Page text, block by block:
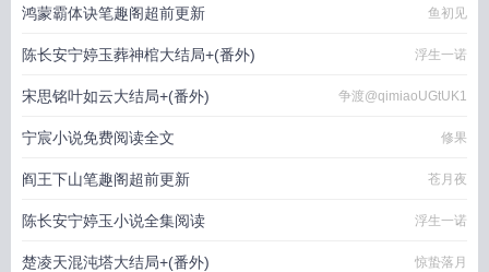
鸿蒙霸体诀笔趣阁超前更新 鱼初见
陈长安宁婷玉葬神棺大结局+(番外) 浮生一诺
宋思铭叶如云大结局+(番外) 争渡@qimiaoUGtUK1
宁宸小说免费阅读全文 修果
阎王下山笔趣阁超前更新 苍月夜
陈长安宁婷玉小说全集阅读 浮生一诺
楚凌天混沌塔大结局+(番外) 惊蛰落月